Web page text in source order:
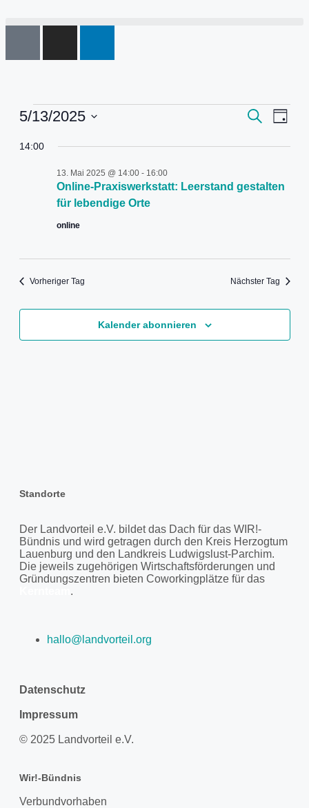
und
Suche
Tag
5/13/2025
wählen.
14:00
Online-Praxiswerkstatt: Leerstand gestalten
für lebendige Orte
13. Mai 2025 @ 14:00- 16:00
online
Vorheriger Tag Nächster Tag
Kalender abonnieren
Standorte
Der Landvorteil e.V. bildet das Dach für das WIR!-
Bündnis und wird getragen durch den Kreis Herzogtum
Lauenburg und den Landkreis Ludwigslust-Parchim.
Die jeweils zugehörigen Wirtschaftsförderungen und
Gründungszentren bieten Coworkingplätze für das
.
hallo@landvorteil.org
Datenschutz
Impressum
© 2025 Landvorteil e.V.
Wir!-Bündnis
Verbundvorhaben